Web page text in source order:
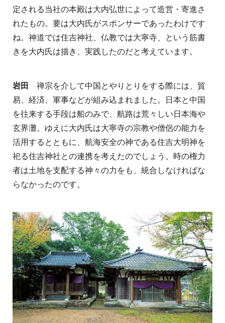
定される当社の本殿は大内弘世によって造営・寄進さ
れたもの。要は大内氏がスポンサーであったわけです
ね。神道では住吉神社、仏教では大寧寺、という筋書
きを大内氏は描き、実践したのだと考えています。
岩田 禅宗を介して中国とやりとりをする際には、貿
易、経済、軍事などが組み込まれました。日本と中国
を往来する手段は船のみで、航路は荒々しい日本海や
玄界灘。ゆえに大内氏は大寧寺の宗教や僧侶の能力を
活用するとともに、航海安全の神である住吉大明神を
祀る住吉神社との連携を考えたのでしょう。時の権力
者は土地を支配する神々の力をも、統合しなければな
らなかったのです。